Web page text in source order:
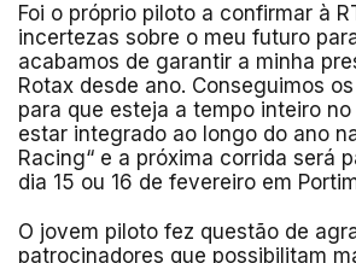
Foi o próprio piloto a confirmar à
incertezas sobre o meu futuro
acabamos de garantir a minha
Rotax desde ano. Conseguimos
para que esteja a tempo inteiro
estar integrado ao longo do ano
Racing“ e a próxima corrida será
dia 15 ou 16 de fevereiro em
O jovem piloto fez questão de
patrocinadores que possibilitam